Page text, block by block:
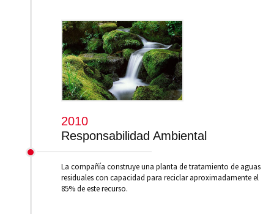
2010
Responsabilidad Ambiental
La compañía construye una planta de tratamiento de aguas
residuales con capacidad para reciclar aproximadamente el
85% de este recurso.